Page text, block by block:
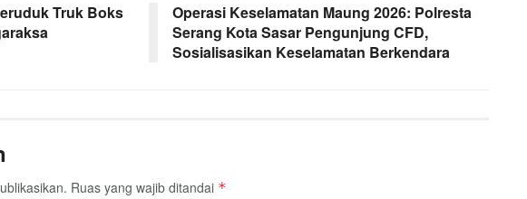
Truk Boks
Operasi Keselamatan Maung 2026: Polresta
Serang Kota Sasar Pengunjung CFD,
Sosialisasikan Keselamatan Berkendara
Ruas yang wajib ditandai *